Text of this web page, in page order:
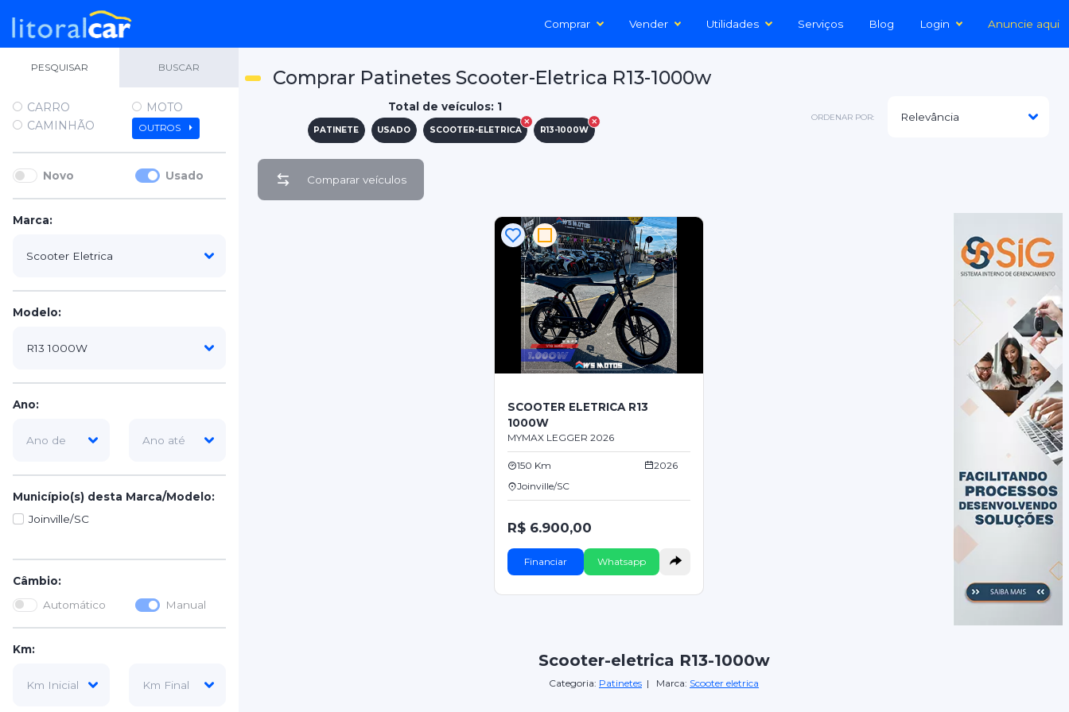
Comprar Vender Utilidades Serviços Blog Login Anuncie aqui
PESQUISAR BUSCAR
CARRO
MOTO
CAMINHÃO
OUTROS
Novo Usado
Marca:
Modelo:
Ano:
Município(s) desta Marca/Modelo:
Joinville/SC
Câmbio:
Automático
Manual
Km:
Comprar Patinetes Scooter-Eletrica R13-1000w
Total de veículos: 1
PATINETE USADO SCOOTER-ELETRICA R13-1000W
ORDENAR POR:
Comparar veículos
SCOOTER ELETRICA R13
1000W
MYMAX LEGGER 2026
150 Km
2026
Joinville/SC
R$ 6.900,00
Financiar Whatsapp
Scooter-eletrica R13-1000w
Categoria: Patinetes | Marca: Scooter eletrica